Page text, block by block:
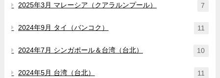
2025年3月 マレーシア（クアラルンプール） 7
2024年9月 タイ（バンコク） 11
2024年7月 シンガポール＆台湾（台北） 10
2024年5月 台湾（台北） 11